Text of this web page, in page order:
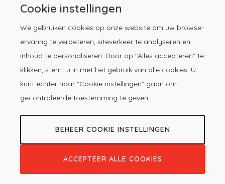
Cookie instellingen
We gebruiken cookies op onze website om uw browse-
ervaring te verbeteren, siteverkeer te analyseren en
inhoud te personaliseren. Door op "Alles accepteren" te
klikken, stemt u in met het gebruik van alle cookies. U
kunt echter naar "Cookie-instellingen" gaan om
gecontroleerde toestemming te geven.
BEHEER COOKIE INSTELLINGEN
ACCEPTEER ALLE COOKIES